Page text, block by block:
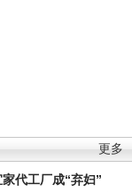
更多
家代工厂成“弃妇”